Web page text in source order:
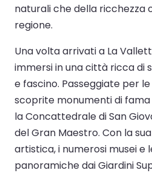
naturali che della ricchezza
regione.
Una volta arrivati a La
immersi in una città ricca di
e fascino. Passeggiate per
scoprite monumenti di
la Concattedrale di San
del Gran Maestro. Con la
artistica, i numerosi musei e
panoramiche dai Giardini